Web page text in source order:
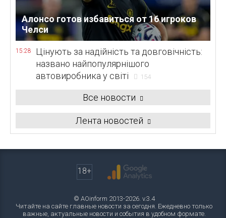
Алонсо готов избавиться от 16 игроков
Челси
15:28
Цінують за надійність та довговічність:
названо найпопулярнішого
автовиробника у світі
154
Все новости
Лента новостей
18+
© AOinform 2013-2026. v.3.4
Читайте на сайте главные новости за сегодня. Ежедневно только
важные, актуальные новости и события в удобном формате.